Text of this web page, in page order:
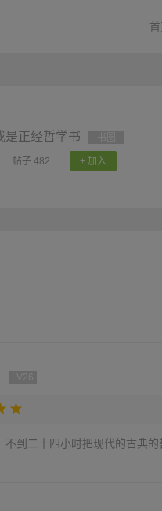
是正经哲学书
帖子 482
+ 加入
不到二十四小时把现代的古典